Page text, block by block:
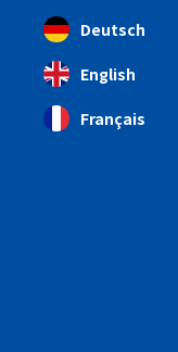
Deutsch
English
Français